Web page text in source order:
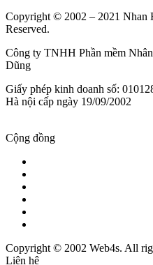
Copyright © 2002 – 2021 Nhan
Reserved.
Công ty TNHH Phần mềm
Dũng
Giấy phép kinh doanh số:
Hà nội cấp ngày 19/09/2002
Cộng đồng
Copyright © 2002 Web4s. All
Liên hệ